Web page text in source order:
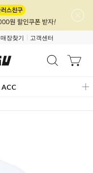
매장찾기 고객센터
ACC